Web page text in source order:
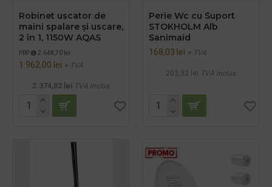
Robinet uscator de
maini spalare și uscare,
2 în 1, 1150W AQAS
PRP 2.648,70 lei
1.962,00 lei + TVA
2.374,02 lei TVA inclus
Perie Wc cu Suport
STOKHOLM Alb
Sanimaid
168,03 lei + TVA
203,32 lei TVA inclus